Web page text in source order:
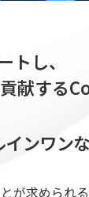
トし、
献する
ンワンな
が求められ